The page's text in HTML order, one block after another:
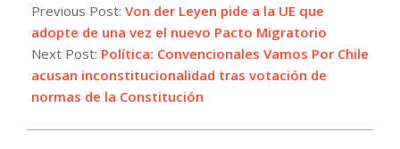
09-
15
Previous Post: Von der Leyen pide a la UE que
adopte de una vez el nuevo Pacto Migratorio
Next Post: Política: Convencionales Vamos Por Chile
acusan inconstitucionalidad tras votación de
normas de la Constitución